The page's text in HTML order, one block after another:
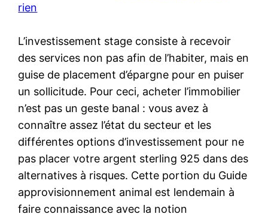
rien
L’investissement stage consiste à recevoir
des services non pas afin de l’habiter, mais en
guise de placement d’épargne pour en puiser
un sollicitude. Pour ceci, acheter l’immobilier
n’est pas un geste banal : vous avez à
connaître assez l’état du secteur et les
différentes options d’investissement pour ne
pas placer votre argent sterling 925 dans des
alternatives à risques. Cette portion du Guide
approvisionnement animal est lendemain à
faire connaissance avec la notion